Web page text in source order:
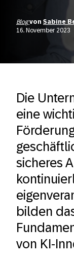
Blogvon Sabine
16. November 2023
Die
eine
sicheres
bilden
von KI-